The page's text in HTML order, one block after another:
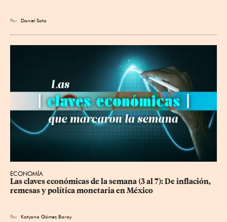
Por Daniel Soto
ECONOMÍA
Las claves económicas de la semana (3 al 7): De inflación,
remesas y política monetaria en México
Por Katyana Gómez Baray